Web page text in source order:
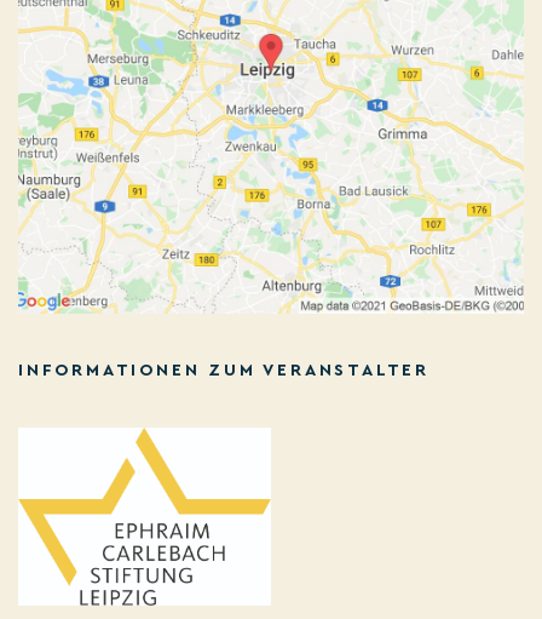
INFORMATIONEN ZUM VERANSTALTER